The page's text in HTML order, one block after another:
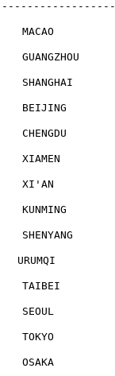
MACAO
SHANGHAI
BEIJING
CHENGDU
XIAMEN
XI'AN
KUNMING
SHENYANG
URUMQI
TAIBEI
SEOUL
TOKYO
OSAKA